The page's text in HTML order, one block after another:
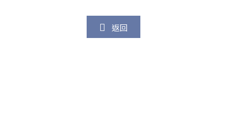
返回